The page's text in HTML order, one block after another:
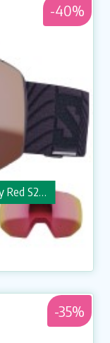
-40%
Radium Prime Sigma S2 + Poppy Red S2 Skidglasögon
-35%